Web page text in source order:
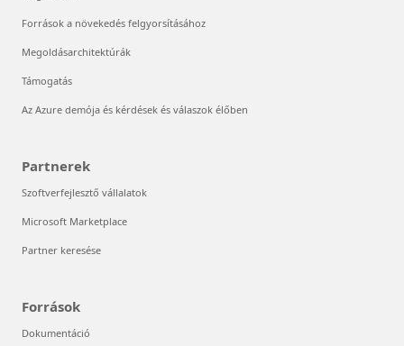
Források a növekedés felgyorsításához
Megoldásarchitektúrák
Támogatás
Az Azure demója és kérdések és válaszok élőben
Partnerek
Szoftverfejlesztő vállalatok
Microsoft Marketplace
Partner keresése
Források
Dokumentáció